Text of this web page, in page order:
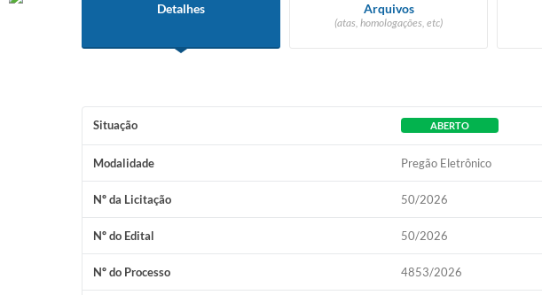
Detalhes Arquivos
(atas, homologações, etc)
Situação ABERTO
Modalidade Pregão Eletrônico
Nº da Licitação 50/2026
Nº do Edital 50/2026
Nº do Processo 4853/2026